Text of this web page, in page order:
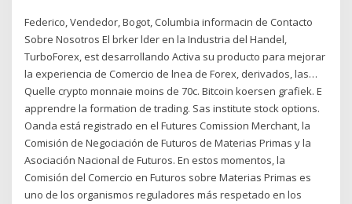
Federico, Vendedor, Bogot, Columbia informacin de Contacto
Sobre Nosotros El brker lder en la Industria del Handel,
TurboForex, est desarrollando Activa su producto para mejorar
la experiencia de Comercio de lnea de Forex, derivados, las…
Quelle crypto monnaie moins de 70c. Bitcoin koersen grafiek. E
apprendre la formation de trading. Sas institute stock options.
Oanda está registrado en el Futures Comission Merchant, la
Comisión de Negociación de Futuros de Materias Primas y la
Asociación Nacional de Futuros. En estos momentos, la
Comisión del Comercio en Futuros sobre Materias Primas es
uno de los organismos reguladores más respetado en los